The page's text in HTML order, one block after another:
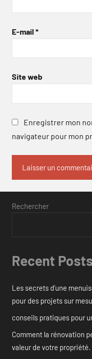
E-mail *
Site web
Enregistrer mon
navigateur pour mon
Rechercher
Recent
Les secrets d’une
pour des projets sur
conseils pratiques pour
Comment la rénovation
valeur de votre propriété.